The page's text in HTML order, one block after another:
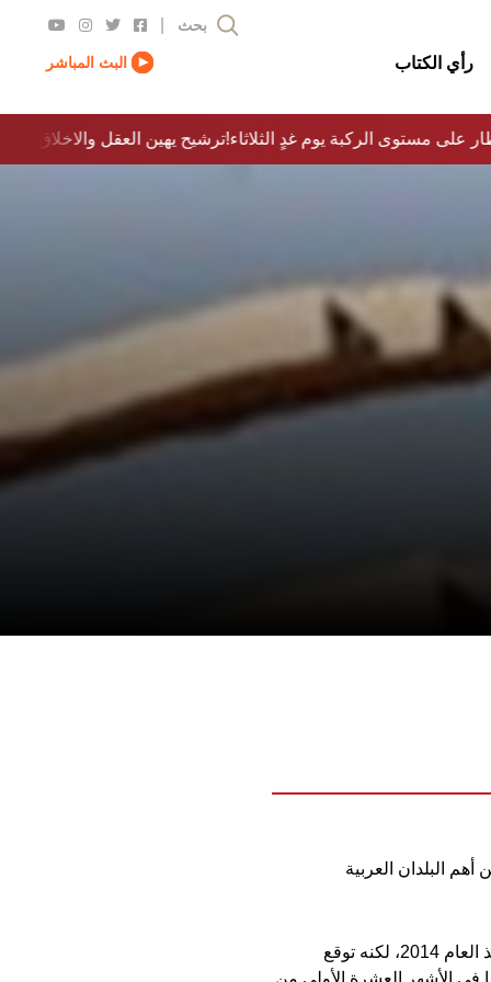
رأي الكتاب
بحث
البث المباشر
ترشيح يهين العقل والاخلاق والدولة…؟! على مستوى الركبة يوم غدٍ الثلاثاء
أهم البلدان العربية
ونقلت وسائل إعلام أردنية، عن الشمالي قوله، إن "الصادرات الوطنية استمرت في الانخفاض منذ العام 2014، لكنه توقع